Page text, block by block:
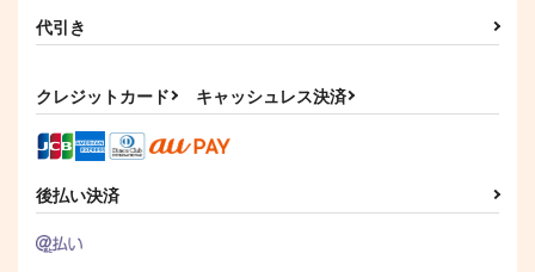
撒いてたら完全に逃げ
られなくなっていた 1
オーバーラップ
825円（税込）
サンプル
作品詳細
タペストリー（ワイの
本当の職業が【性騎
士】とか言えない 1）
オーバーラップ
1,100
オーバーラップ
代引き
クレジットカード キャッシュレス決済
後払い決済